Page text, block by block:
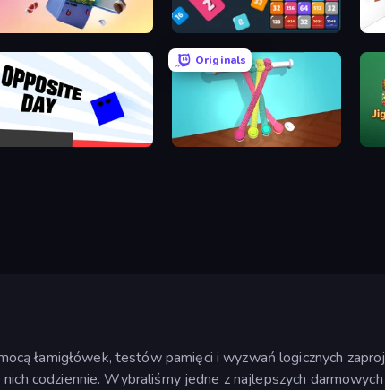
The Fridge Drop & Merge the Numbers
Originals
Tangle Master
łamigłówek, testów pamięci i wyzwań logicznych
codziennie. Wybraliśmy jedne z najlepszych